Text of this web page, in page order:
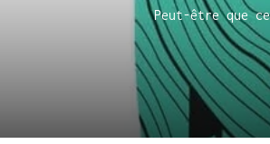
Peut-être que